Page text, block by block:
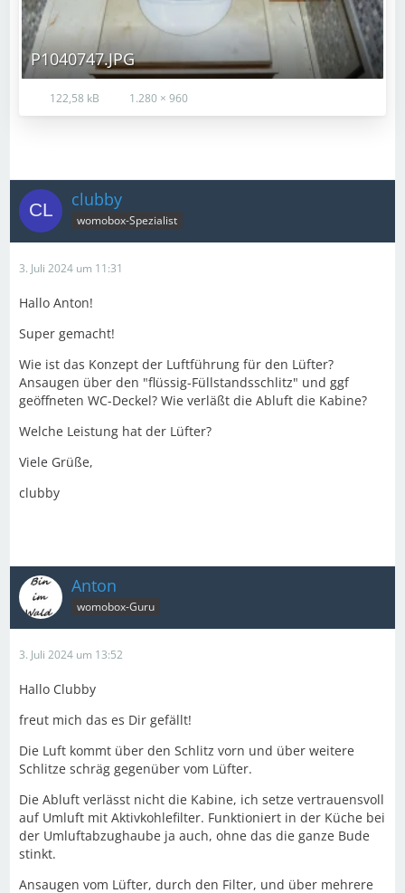
P1040747.JPG
122,58 kB 1.280 × 960
clubby
womobox-Spezialist
3. Juli 2024 um 11:31
Hallo Anton!
Super gemacht!
Wie ist das Konzept der Luftführung für den Lüfter?
Ansaugen über den "flüssig-Füllstandsschlitz" und ggf
geöffneten WC-Deckel? Wie verläßt die Abluft die Kabine?
Welche Leistung hat der Lüfter?
Viele Grüße,
clubby
Anton
womobox-Guru
3. Juli 2024 um 13:52
Hallo Clubby
freut mich das es Dir gefällt!
Die Luft kommt über den Schlitz vorn und über weitere
Schlitze schräg gegenüber vom Lüfter.
Die Abluft verlässt nicht die Kabine, ich setze vertrauensvoll
auf Umluft mit Aktivkohlefilter. Funktioniert in der Küche bei
der Umluftabzughaube ja auch, ohne das die ganze Bude
stinkt.
Ansaugen vom Lüfter, durch den Filter, und über mehrere